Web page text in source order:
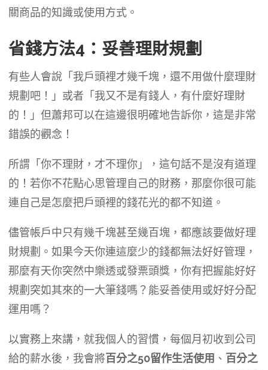
關商品的知識或使用方式。
省錢方法4：妥善理財規劃
有些人會說「我戶頭裡才幾千塊，還不用做什麼理財
規劃吧！」或者「我又不是有錢人，有什麼好理財
的！」但蕭邦可以在這邊很明確地告訴你，這是非常
錯誤的觀念！
所謂「你不理財，才不理你」，這句話不是沒有道理
的！若你不花點心思管理自己的財務，那麼你很可能
連自己是怎麼把戶頭裡的錢花光的都不知道。
儘管帳戶中只有幾千塊甚至幾百塊，都應該要做好理
財規劃。如果今天你連這麼少的錢都無法好好管理，
那麼有天你突然中樂透或發票頭獎，你有把握能好好
規劃突如其來的一大筆錢嗎？能妥善使用或好好分配
運用嗎？
以實務上來講，就我個人的習慣，每個月初收到公司
給的薪水後，我會將百分之50留作生活使用 、 百分之